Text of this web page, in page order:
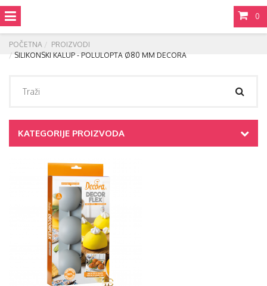
0
POČETNA
PROIZVODI
SILIKONSKI KALUP - POLULOPTA Ø80 MM DECORA
KATEGORIJE PROIZVODA